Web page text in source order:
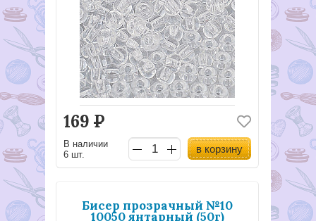
169 Р
В наличии
6 шт.
в корзину
Бисер прозрачный №10
10050 янтарный (50г)